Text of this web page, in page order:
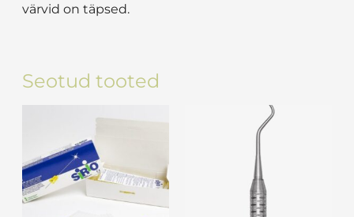
värvid on täpsed.
Seotud tooted